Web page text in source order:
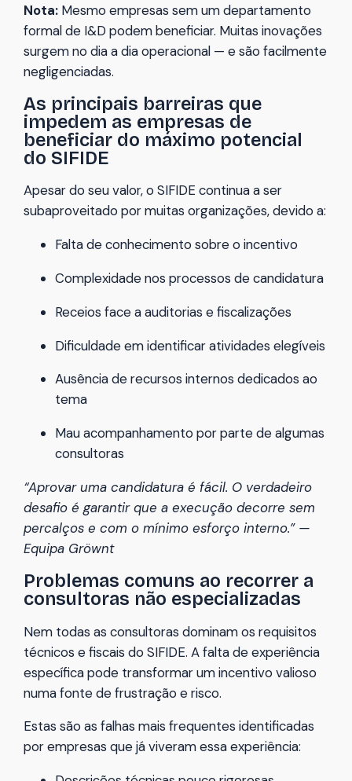
Nota:Mesmo empresas sem um departamento
formal de I&D podem beneficiar. Muitas inovações
surgem no dia a dia operacional — e são facilmente
negligenciadas.
As principais barreiras que
impedem as empresas de
beneficiar do máximo potencial
do SIFIDE
Apesar do seu valor, o SIFIDE continua a ser
subaproveitado por muitas organizações, devido a:
Falta de conhecimento sobre o incentivo
Complexidade nos processos de candidatura
Receios face a auditorias e fiscalizações
Dificuldade em identificar atividades elegíveis
Ausência de recursos internos dedicados ao
tema
Mau acompanhamento por parte de algumas
consultoras
“Aprovar uma candidatura é fácil. O verdadeiro
desafio é garantir que a execução decorre sem
percalços e com o mínimo esforço interno.” —
Equipa Gröwnt
Problemas comuns ao recorrer a
consultoras não especializadas
Nem todas as consultoras dominam os requisitos
técnicos e fiscais do SIFIDE. A falta de experiência
específica pode transformar um incentivo valioso
numa fonte de frustração e risco.
Estas são as falhas mais frequentes identificadas
por empresas que já viveram essa experiência: